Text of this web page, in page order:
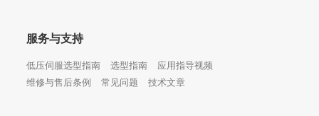
服务与支持
低压伺服选型指南 选型指南
应用指导视频
维修与售后条例
常见问题 技术文章